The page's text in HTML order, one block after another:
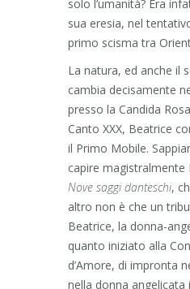
solo l’umanità? Era
sua eresia, nel
primo scisma tra
La natura, ed anche il
cambia decisamente
presso la Candida
Canto XXX, Beatrice
il Primo Mobile.
capire magistralmente
Nove saggi danteschi,
altro non è che un
Beatrice, la donna-
quanto iniziato alla
d’Amore, di impronta
nella donna angelicata